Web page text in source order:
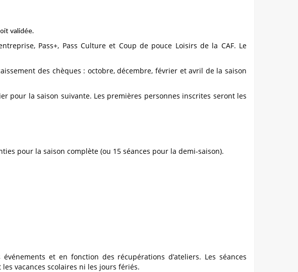
validée.
Pass+, Pass Culture et Coup de pouce Loisirs de la CAF. Le
des chèques : octobre, décembre, février et avril de la saison
pour la saison suivante. Les premières personnes inscrites seront les
pour la saison complète (ou 15 séances pour la demi-saison).
et en fonction des récupérations d’ateliers. Les séances
vacances scolaires ni les jours fériés.